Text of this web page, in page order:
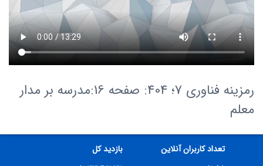
رمزینه فناوری 7؛ 404: صفحه 16:مدرسه بر مدار
معلم
تعداد کاربران آنلاین
بازدید کل